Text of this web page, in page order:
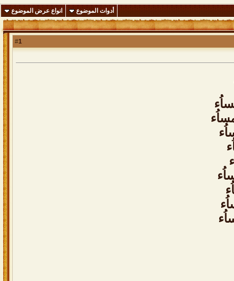
أدوات الموضوع
انواع عرض الموضوع
1